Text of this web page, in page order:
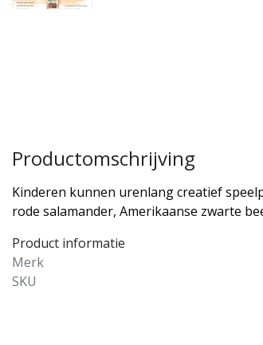
Productomschrijving
Kinderen kunnen urenlang creatief
rode salamander, Amerikaanse zwarte
Product informatie
Merk
SKU